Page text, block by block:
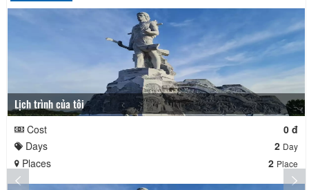
Lịch trình của tôi
Cost
0 đ
Days
2 Day
Places 2 Place